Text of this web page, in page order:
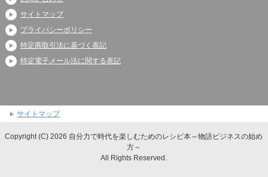
サイトマップ
プライバシーポリシー
特定商取引法に基づく表記
特定電子メール法に関する表記
サイトマップ
Copyright (C) 2026 自分力で時代を楽しむためのレシピ本～物語ビジネスの始め
方～
All Rights Reserved.